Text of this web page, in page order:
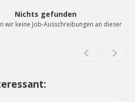
Nichts gefunden
wir keine Job-Ausschreibungen an dieser